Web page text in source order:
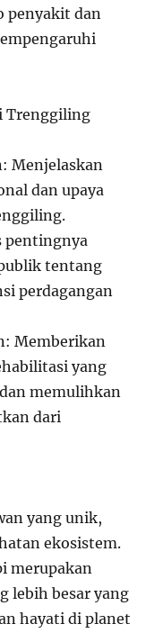
penyakit dan
Trenggiling
Menjelaskan
dan upaya
pentingnya
tentang
perdagangan
Memberikan
yang
memulihkan
dari
yang unik,
ekosistem.
merupakan
lebih besar yang
hayati di planet